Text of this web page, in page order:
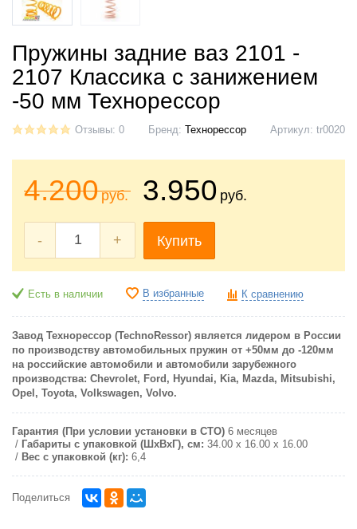
Пружины задние ваз 2101 -
2107 Классика с занижением
-50 мм Технорессор
Отзывы: 0 Бренд: Технорессор Артикул: tr0020
4.200руб. 3.950 руб.
- + Купить
Есть в наличии В избранные К сравнению
Завод Технорессор (TechnoRessor) является лидером в России
по производству автомобильных пружин от +50мм до -120мм
на российские автомобили и автомобили зарубежного
производства: Chevrolet, Ford, Hyundai, Kia, Mazda, Mitsubishi,
Opel, Toyota, Volkswagen, Volvo.
Гарантия (При условии установки в СТО) 6 месяцев
Габариты с упаковкой (ШxВxГ), см: 34.00 x 16.00 x 16.00
Вес с упаковкой (кг): 6,4
Поделиться